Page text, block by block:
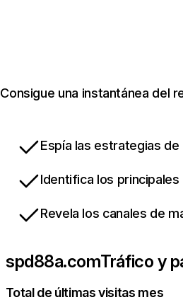
Consigue una instantánea del
Espía las estrategias
Identifica los
Revela los canales de
spd88a.comTráfico y
Total de últimas visitas mes